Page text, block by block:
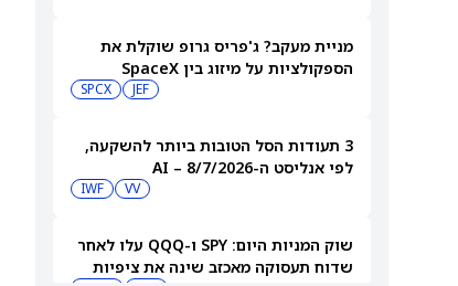
מניית מעקב? ג'פריס גרופ שוקלת את
הספקולציות על מיזוג בין SpaceX
JEF
SPCX
3 תעודות הסל הטובות ביותר להשקעה,
לפי אנליסט ה-AI – 8/7/2026
VV
IWF
שוק המניות היום: SPY ו-QQQ עלו לאחר
שדוח תעסוקה מאכזב שינה את ציפיות